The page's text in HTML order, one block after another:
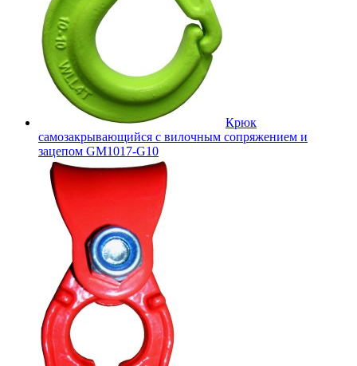
Крюк
самозакрывающийся с вилочным сопряжением и
зацепом GM1017-G10